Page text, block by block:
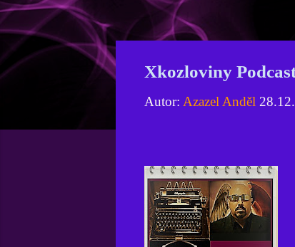
Xkozloviny
Autor: Azazel Anděl